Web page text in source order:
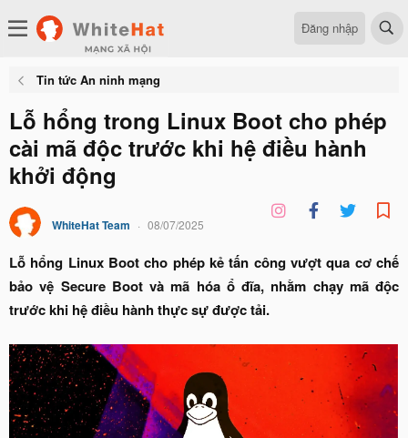
Đăng nhập
Tin tức An ninh mạng
Lỗ hổng trong Linux Boot cho phép
cài mã độc trước khi hệ điều hành
khởi động
WhiteHat Team 08/07/2025
Lỗ hổng Linux Boot cho phép kẻ tấn công vượt qua cơ chế
bảo vệ Secure Boot và mã hóa ổ đĩa, nhằm chạy mã độc
trước khi hệ điều hành thực sự được tải.